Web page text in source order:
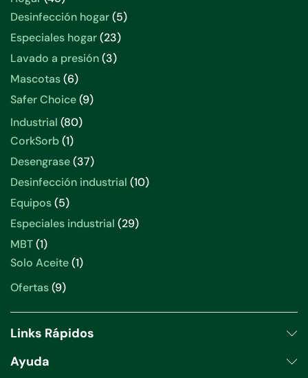
productos
Desinfección hogar 55
Especiales hogar 2323
productos
Lavado a presión 33
Mascotas 66
productos
Safer Choice 99
Industrial 8080
CorkSorb 11
producto
Desengrase 3737
productos
Desinfección industrial 1010
Equipos 55
productos
Especiales industrial 2929
MBT 11
producto
Solo Aceite 11
Ofertas 99
Links Rápidos
Ayuda